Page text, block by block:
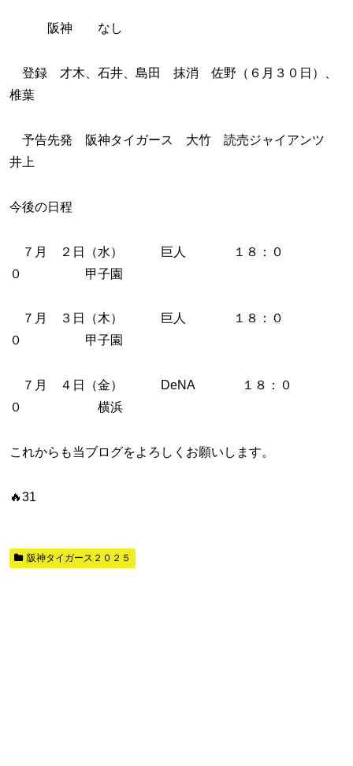
阪神 なし
登録 才木、石井、島田 抹消 佐野（６月３０日）、
椎葉
予告先発 阪神タイガース 大竹 読売ジャイアンツ
井上
今後の日程
７月 ２日（水） 巨人 １８：０
０ 甲子園
７月 ３日（木） 巨人 １８：０
０ 甲子園
７月 ４日（金） DeNA １８：０
０ 横浜
これからも当ブログをよろしくお願いします。
🔥31
阪神タイガース２０２５